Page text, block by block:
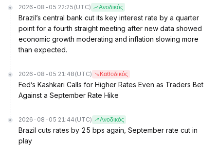
2026-08-05 22:25 (UTC) Ανοδικός
Brazil’s central bank cut its key interest rate by a quarter
point for a fourth straight meeting after new data showed
economic growth moderating and inflation slowing more
than expected.
2026-08-05 21:48 (UTC) Καθοδικός
Fed’s Kashkari Calls for Higher Rates Even as Traders Bet
Against a September Rate Hike
2026-08-05 21:44 (UTC) Ανοδικός
Brazil cuts rates by 25 bps again, September rate cut in
play